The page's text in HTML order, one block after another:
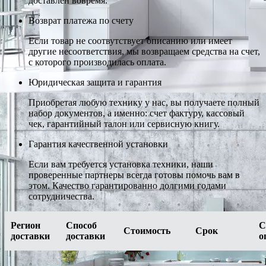
Возврат платежа по счету
Если товар не соотвутствует описанию или имеет
другие несоответствия, мы возвращаем средства на счет,
с которого производилась оплата.
Юридическая защита и гарантия
Приобретая любую технику у нас, вы получаете полный
набор документов, а именно: счет фактуру, кассовый
чек, гарантийный талон или сервисную книгу.
Гарантия качественной установки
Если вам требуется установка техники, наши
проверенные партнеры всегда готовы помочь вам в
этом. Качество гарантированно долгими годами
сотрудничества.
Регион
доставки
Способ
доставки
Стоимость Срок
-